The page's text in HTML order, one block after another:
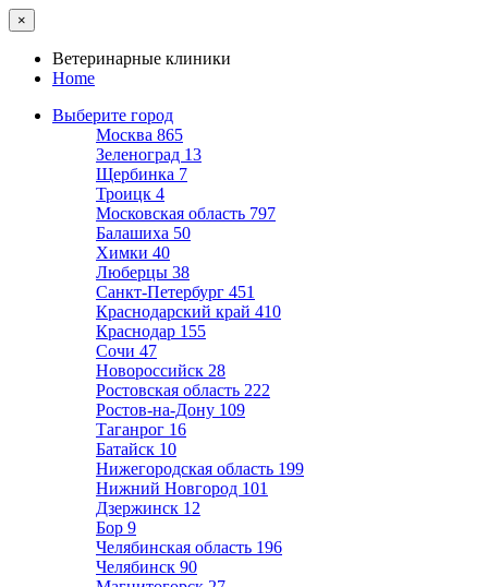
×
Ветеринарные клиники
Home
Выберите город
Москва 865
Зеленоград 13
Щербинка 7
Троицк 4
Московская область 797
Балашиха 50
Химки 40
Люберцы 38
Санкт-Петербург 451
Краснодарский край 410
Краснодар 155
Сочи 47
Новороссийск 28
Ростовская область 222
Ростов-на-Дону 109
Таганрог 16
Батайск 10
Нижегородская область 199
Нижний Новгород 101
Дзержинск 12
Бор 9
Челябинская область 196
Челябинск 90